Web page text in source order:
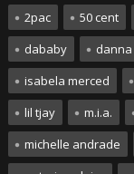
2pac 50 cent
dababy
isabela merced
lil tjay
m.i.a.
michelle andrade